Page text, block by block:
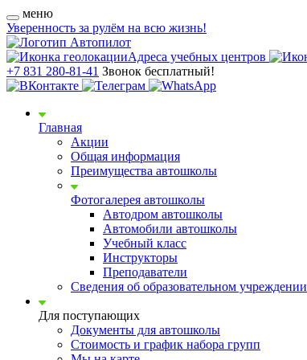
меню
Уверенность за рулём на всю жизнь!
Адреса учебных центров
+7 831 280-81-41 Звонок бесплатный!
Главная
Акции
Общая информация
Преимущества автошколы
Фотогалерея автошколы
Автодром автошколы
Автомобили автошколы
Учебный класс
Инструкторы
Преподаватели
Сведения об образовательном учреждении
Для поступающих
Документы для автошколы
Стоимость и график набора групп